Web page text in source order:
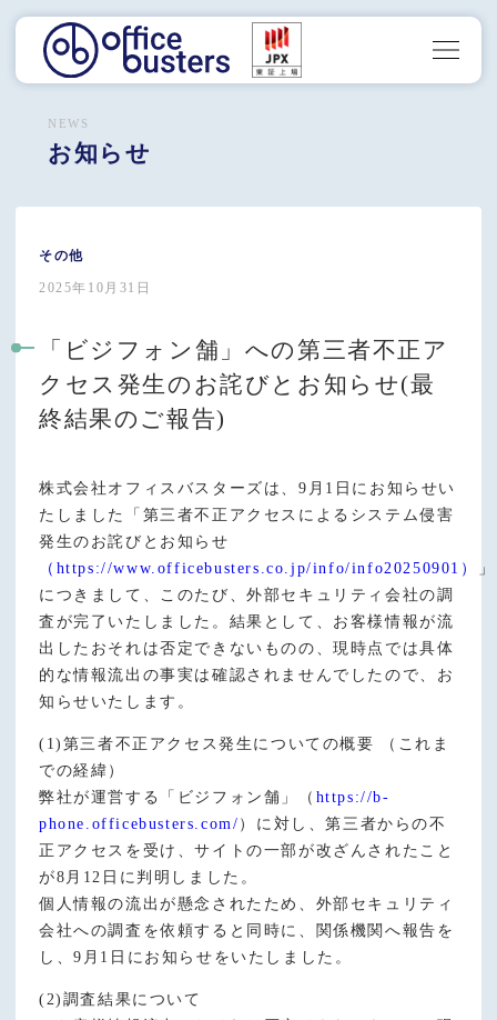
NEWS
お知らせ
その他
2025年10月31日
「ビジフォン舗」への第三者不正ア
クセス発生のお詫びとお知らせ(最
終結果のご報告)
株式会社オフィスバスターズは、9月1日にお知らせい
たしました「第三者不正アクセスによるシステム侵害
発生のお詫びとお知らせ
（https://www.officebusters.co.jp/info/info20250901）
」
につきまして、このたび、外部セキュリティ会社の調
査が完了いたしました。結果として、お客様情報が流
出したおそれは否定できないものの、現時点では具体
的な情報流出の事実は確認されませんでしたので、お
知らせいたします。
(1)第三者不正アクセス発生についての概要 （これま
での経緯）
弊社が運営する「ビジフォン舗」（ https://b-
phone.officebusters.com/ ）に対し、第三者からの不
正アクセスを受け、サイトの一部が改ざんされたこと
が8月12日に判明しました。
個人情報の流出が懸念されたため、外部セキュリティ
会社への調査を依頼すると同時に、関係機関へ報告を
し、9月1日にお知らせをいたしました。
(2)調査結果について